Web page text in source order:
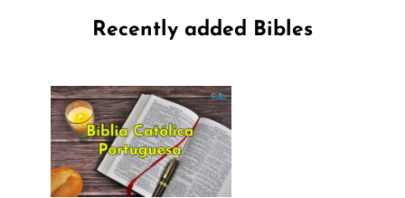
Recently added Bibles